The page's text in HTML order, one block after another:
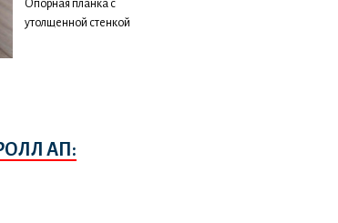
Опорная планка с
утолщенной стенкой
АП: